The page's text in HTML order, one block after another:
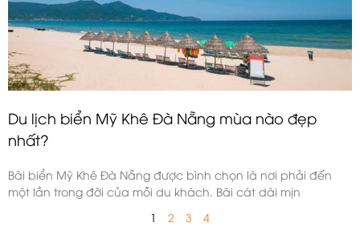
Du lịch biển Mỹ Khê Đà Nẵng mùa nào đẹp
nhất?
Bãi biển Mỹ Khê Đà Nẵng được bình chọn là nơi phải đến
một lần trong đời của mỗi du khách. Bãi cát dài mịn
1
2 3 4